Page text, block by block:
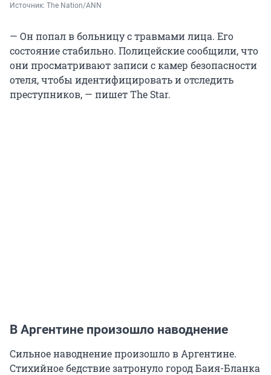
Источник: The Nation/ANN
— Он попал в больницу с травмами лица. Его
состояние стабильно. Полицейские сообщили, что
они просматривают записи с камер безопасности
отеля, чтобы идентифицировать и отследить
преступников, — пишет The Star.
В Аргентине произошло наводнение
Сильное наводнение произошло в Аргентине.
Стихийное бедствие затронуло город Баия-Бланка